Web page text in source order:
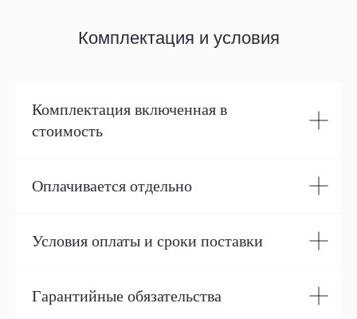
Комплектация и условия
Комплектация включенная в
стоимость
Оплачивается отдельно
Условия оплаты и сроки поставки
Гарантийные обязательства